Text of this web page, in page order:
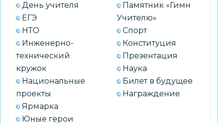
День учителя
ЕГЭ
НТО
Инженерно-
технический
кружок
Национальные
проекты
Ярмарка
Юные герои
Памятник «Гимн
Учителю»
Спорт
Конституция
Презентация
Наука
Билет в будущее
Награждение